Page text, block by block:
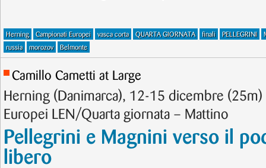
Herning Campionati Europei vasca corta QUARTA GIORNATA finali PELLEGRINI
russia
morozov Belmonte
Camillo Cametti at Large
Herning (Danimarca), 12-15 dicembre
Europei LEN/Quarta giornata – Mattino
Pellegrini e Magnini verso il
libero